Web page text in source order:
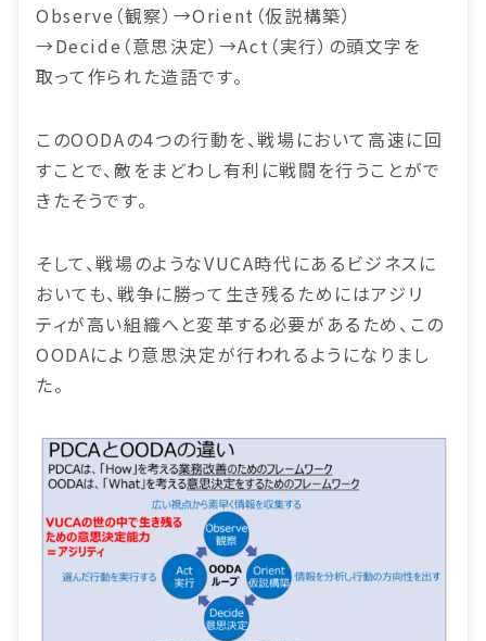
Observe（観察）→Orient（仮説構築）
→Decide（意思決定）→Act（実行）の頭文字を
取って作られた造語です。
このOODAの4つの行動を、戦場において高速に回
すことで、敵をまどわし有利に戦闘を行うことがで
きたそうです。
そして、戦場のようなVUCA時代にあるビジネスに
おいても、戦争に勝って生き残るためにはアジリ
ティが高い組織へと変革する必要があるため、この
OODAにより意思決定が行われるようになりまし
た。